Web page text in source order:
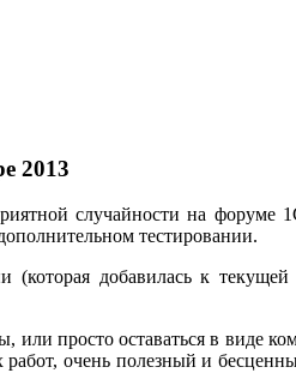
2013
случайности на форуме
тестировании.
добавилась к текущей
или просто оставаться в виде
работ, очень полезный и